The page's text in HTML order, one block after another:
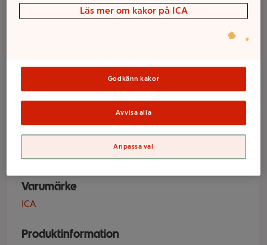
Doftljusburk
Anemone ICA
Varumärke
ICA
Produktinformation
Läs mer om kakor på ICA
Godkänn kakor
Avvisa alla
Anpassa val